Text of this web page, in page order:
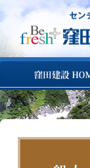
コンテンツへ移動